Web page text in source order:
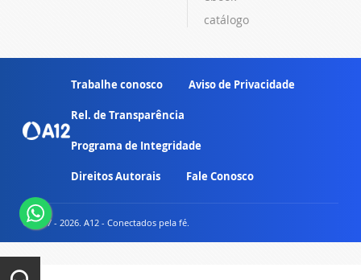
catálogo
Trabalhe conosco Aviso de Privacidade
Rel. de Transparência
Programa de Integridade
Direitos Autorais Fale Conosco
© 2007 - 2026. A12 - Conectados pela fé.